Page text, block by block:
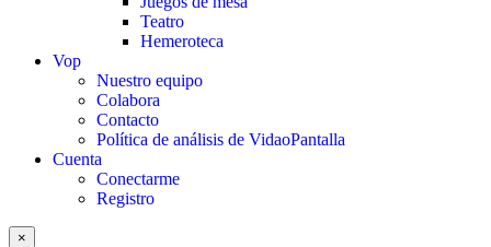
Teatro
Hemeroteca
Vop
Nuestro equipo
Colabora
Contacto
Política de análisis de VidaoPantalla
Cuenta
Conectarme
Registro
×